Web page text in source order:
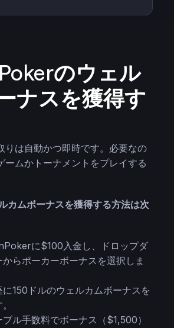
のウェル
ナスを獲得す
りは自動かつ即時です。必要なの
ームかトーナメントをプレイする
カムボーナスを獲得する方法は次
に$100入金し、ドロップダ
らポーカーボーナスを選択しま
に150ドルのウェルカムボーナスを
ル手数料でボーナス（$1,500）